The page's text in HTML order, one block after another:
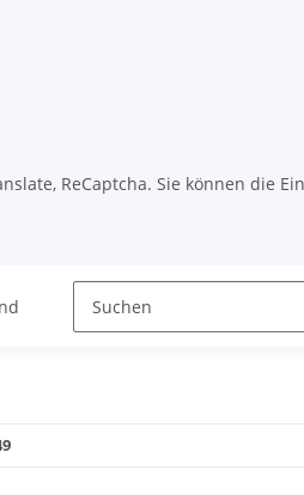
ReCaptcha. Sie können die
Ap Sportfahrwerke